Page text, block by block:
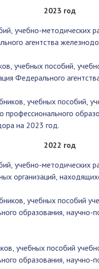
2023 год
учебно-методических
агентства
учебных пособий,
Федерального
учебных пособий,
профессионального
на 2023 год.
2022 год
учебно-методических
организаций,
учебных пособий
образования,
учебных пособий
образования,